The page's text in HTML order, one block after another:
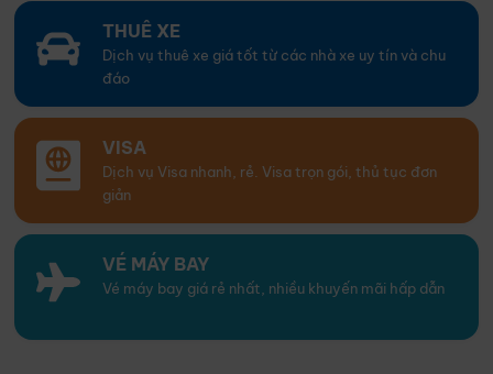
THUÊ XE
Dịch vụ thuê xe giá tốt từ các nhà xe uy tín và chu
đáo
VISA
Dịch vụ Visa nhanh, rẻ. Visa trọn gói, thủ tục đơn
giản
VÉ MÁY BAY
Vé máy bay giá rẻ nhất, nhiều khuyến mãi hấp dẫn